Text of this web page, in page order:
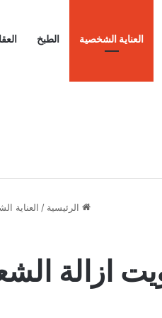
العناية الشخصية الطبخ
الرئيسية / العناية
ازالة